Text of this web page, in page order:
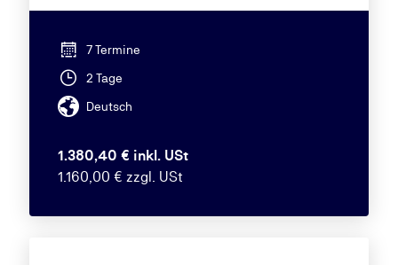
7 Termine
2 Tage
Deutsch
1.380,40 € inkl. USt
1.160,00 € zzgl. USt